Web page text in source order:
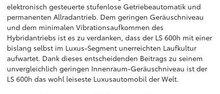
elektronisch gesteuerte stufenlose Getriebeautomatik und
permanenten Allradantrieb. Dem geringen Geräuschniveau
und dem minimalen Vibrationsaufkommen des
Hybridantriebs ist es zu verdanken, dass der LS 600h mit einer
bislang selbst im Luxus-Segment unerreichten Laufkultur
aufwartet. Dank dieses entscheidenden Beitrags zu seinem
unvergleichlich geringen Innenraum-Geräuschniveau ist der
LS 600h das wohl leiseste Luxusautomobil der Welt.